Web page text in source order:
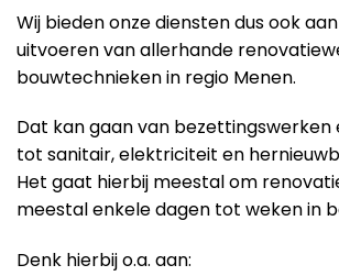
Wij bieden onze diensten dus ook
uitvoeren van allerhande
bouwtechnieken in regio Menen.
Dat kan gaan van bezettingswerken
tot sanitair, elektriciteit en
Het gaat hierbij meestal om
meestal enkele dagen tot weken in
Denk hierbij o.a. aan: